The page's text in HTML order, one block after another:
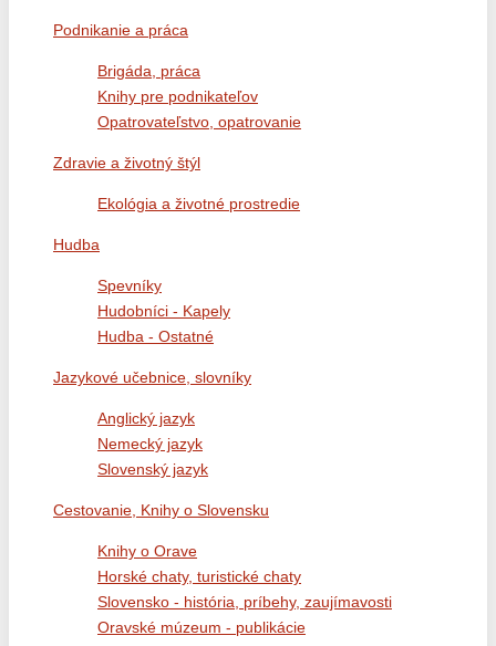
Podnikanie a práca
Brigáda, práca
Knihy pre podnikateľov
Opatrovateľstvo, opatrovanie
Zdravie a životný štýl
Ekológia a životné prostredie
Hudba
Spevníky
Hudobníci - Kapely
Hudba - Ostatné
Jazykové učebnice, slovníky
Anglický jazyk
Nemecký jazyk
Slovenský jazyk
Cestovanie, Knihy o Slovensku
Knihy o Orave
Horské chaty, turistické chaty
Slovensko - história, príbehy, zaujímavosti
Oravské múzeum - publikácie